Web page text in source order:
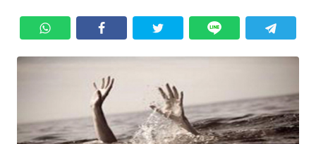
KRIMINAL
EKUIN
KESEHATAN